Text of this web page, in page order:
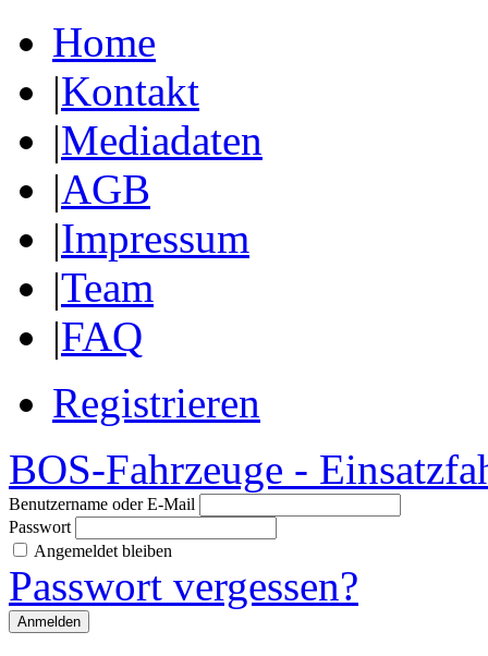
Home
|Kontakt
|Mediadaten
|AGB
|Impressum
|Team
|FAQ
Registrieren
BOS-Fahrzeuge -
Benutzername oder E-Mail
Passwort
Angemeldet bleiben
Passwort vergessen?